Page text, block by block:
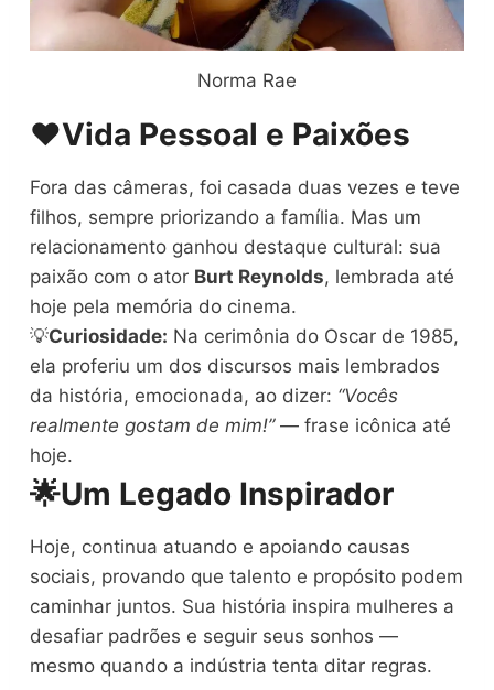
Norma Rae
❤️Vida Pessoal e Paixões
Fora das câmeras, foi casada duas vezes e teve
filhos, sempre priorizando a família. Mas um
relacionamento ganhou destaque cultural: sua
paixão com o ator Burt Reynolds, lembrada até
hoje pela memória do cinema.
💡Curiosidade: Na cerimônia do Oscar de 1985,
ela proferiu um dos discursos mais lembrados
da história, emocionada, ao dizer: “Vocês
realmente gostam de mim!”— frase icônica até
hoje.
🌟Um Legado Inspirador
Hoje, continua atuando e apoiando causas
sociais, provando que talento e propósito podem
caminhar juntos. Sua história inspira mulheres a
desafiar padrões e seguir seus sonhos —
mesmo quando a indústria tenta ditar regras.